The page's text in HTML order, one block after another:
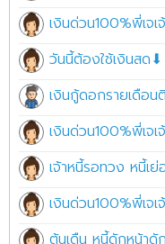
เงินด่วน100%พี่เจเ
วันนี้ต้องใช้เงินส
เงินกู้ดอกรายเดือ
เงินด่วน100%พี่เจเ
เจ้าหนี้รอทวง หนี้เ
เงินด่วน100%พี่เจเ